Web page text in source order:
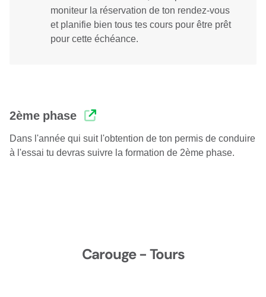
moniteur la réservation de ton rendez-vous
et planifie bien tous tes cours pour être prêt
pour cette échéance.
2ème phase
Dans l'année qui suit l'obtention de ton permis de conduire
à l'essai tu devras suivre la formation de 2ème phase.
Carouge - Tours